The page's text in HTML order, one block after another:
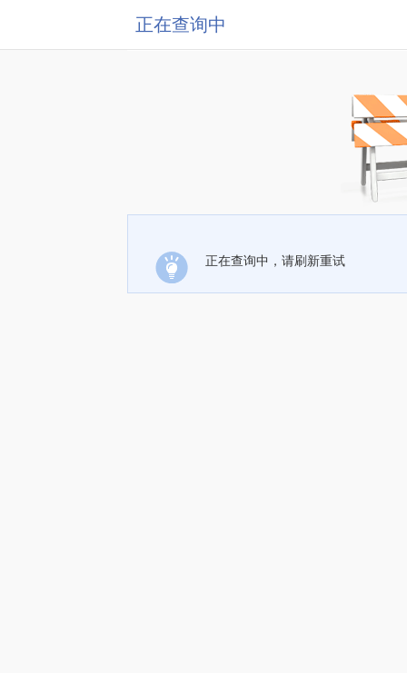
正在查询中
正在查询中，请刷新重试